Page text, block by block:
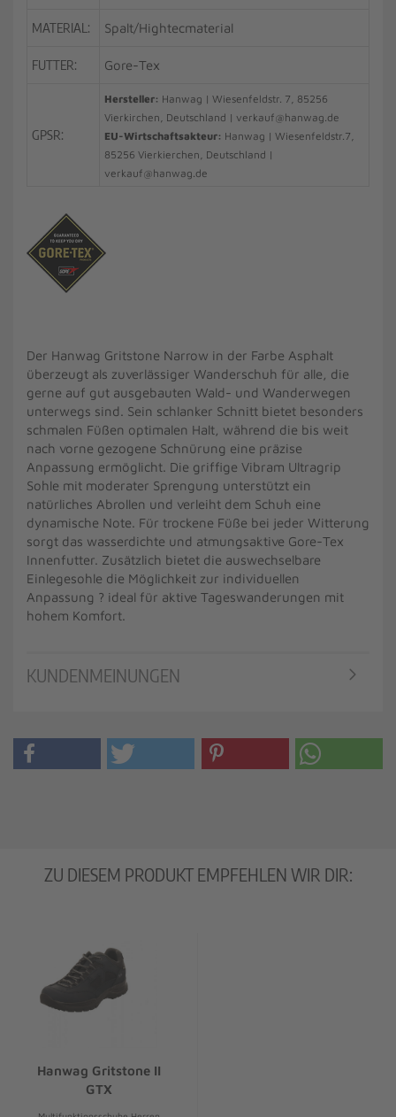
MATERIAL: Spalt/Hightecmaterial
FUTTER: Gore-Tex
GPSR:
Hersteller: Hanwag | Wiesenfeldstr. 7, 85256
Vierkirchen, Deutschland | verkauf@hanwag.de
EU-Wirtschaftsakteur: Hanwag | Wiesenfeldstr.7,
85256 Vierkierchen, Deutschland |
verkauf@hanwag.de
Der Hanwag Gritstone Narrow in der Farbe Asphalt
überzeugt als zuverlässiger Wanderschuh für alle, die
gerne auf gut ausgebauten Wald- und Wanderwegen
unterwegs sind. Sein schlanker Schnitt bietet besonders
schmalen Füßen optimalen Halt, während die bis weit
nach vorne gezogene Schnürung eine präzise
Anpassung ermöglicht. Die griffige Vibram Ultragrip
Sohle mit moderater Sprengung unterstützt ein
natürliches Abrollen und verleiht dem Schuh eine
dynamische Note. Für trockene Füße bei jeder Witterung
sorgt das wasserdichte und atmungsaktive Gore-Tex
Innenfutter. Zusätzlich bietet die auswechselbare
Einlegesohle die Möglichkeit zur individuellen
Anpassung ? ideal für aktive Tageswanderungen mit
hohem Komfort.
KUNDENMEINUNGEN
ZU DIESEM PRODUKT EMPFEHLEN WIR DIR:
Hanwag Gritstone II
GTX